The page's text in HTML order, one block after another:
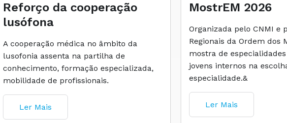
Reforço da cooperação
lusófona
A cooperação médica no âmbito da
lusofonia assenta na partilha de
conhecimento, formação especializada,
mobilidade de profissionais.
Ler Mais
MostrEM 2026
Organizada pelo CNMI e
Regionais da Ordem dos
mostra de
jovens internos na
especialidade.&
Ler Mais